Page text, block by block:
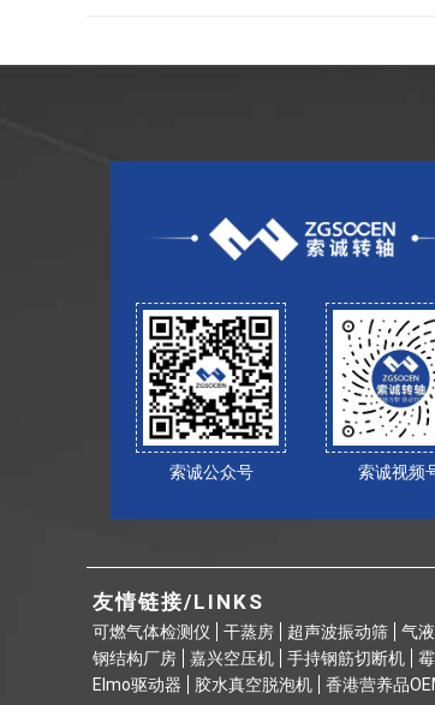
索诚公众号 索诚视频
友情链接/LINKS
可燃气体检测仪 干蒸房 超声波振动筛 气
钢结构厂房
嘉兴空压机 手持钢筋切断机
Elmo驱动器
胶水真空脱泡机 香港营养品